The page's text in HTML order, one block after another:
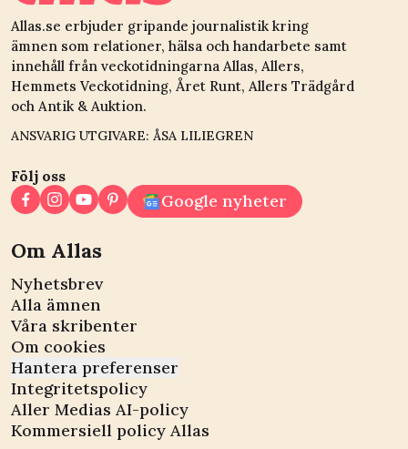
Allas.se erbjuder gripande journalistik kring
ämnen som relationer, hälsa och handarbete samt
innehåll från veckotidningarna Allas, Allers,
Hemmets Veckotidning, Året Runt, Allers Trädgård
och Antik & Auktion.
ANSVARIG UTGIVARE: ÅSA LILIEGREN
Följ oss
Google nyheter
Om Allas
Nyhetsbrev
Alla ämnen
Våra skribenter
Om cookies
Hantera preferenser
Integritetspolicy
Aller Medias AI-policy
Kommersiell policy Allas